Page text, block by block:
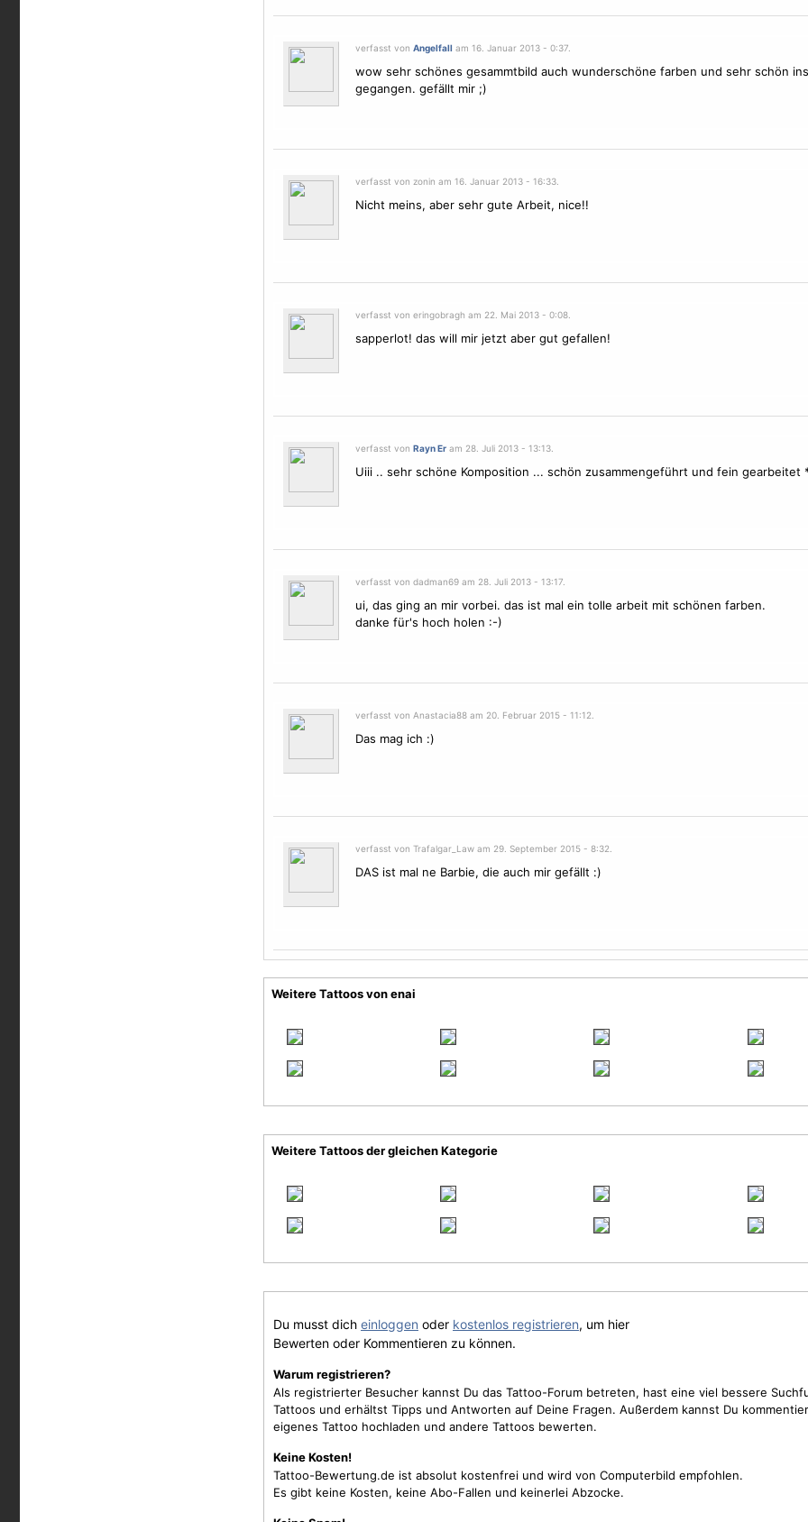
verfasst von Angelfall am 16. Januar 2013 - 0:37.
wow sehr schönes gesammtbild auch wunderschöne farben und sehr schön
gegangen. gefällt mir ;)
verfasst von zonin am 16. Januar 2013 - 16:33.
Nicht meins, aber sehr gute Arbeit, nice!!
verfasst von eringobragh am 22. Mai 2013 - 0:08.
sapperlot! das will mir jetzt aber gut gefallen!
verfasst von Rayn Eram 28. Juli 2013 - 13:13.
Uiii .. sehr schöne Komposition ... schön zusammengeführt und fein gearbeitet
verfasst von dadman69 am 28. Juli 2013 - 13:17.
ui, das ging an mir vorbei. das ist mal ein tolle arbeit mit schönen farben.
danke für's hoch holen :-)
verfasst von Anastacia88 am 20. Februar 2015 - 11:12.
Das mag ich :)
verfasst von Trafalgar_Law am 29. September 2015 - 8:32.
DAS ist mal ne Barbie, die auch mir gefällt :)
Weitere Tattoos von enai
Weitere Tattoos der gleichen Kategorie
Du musst dich einloggen oder kostenlos registrieren, um hier
Bewerten oder Kommentieren zu können.
Warum registrieren?
Als registrierter Besucher kannst Du das Tattoo-Forum betreten, hast eine viel bessere
Tattoos und erhältst Tipps und Antworten auf Deine Fragen. Außerdem kannst Du
eigenes Tattoo hochladen und andere Tattoos bewerten.
Keine Kosten!
Tattoo-Bewertung.de ist absolut kostenfrei und wird von Computerbild empfohlen.
Es gibt keine Kosten, keine Abo-Fallen und keinerlei Abzocke.